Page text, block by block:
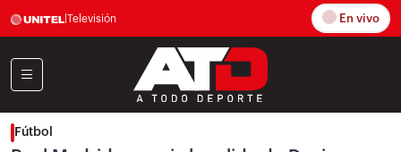
Televisión En vivo
Fútbol